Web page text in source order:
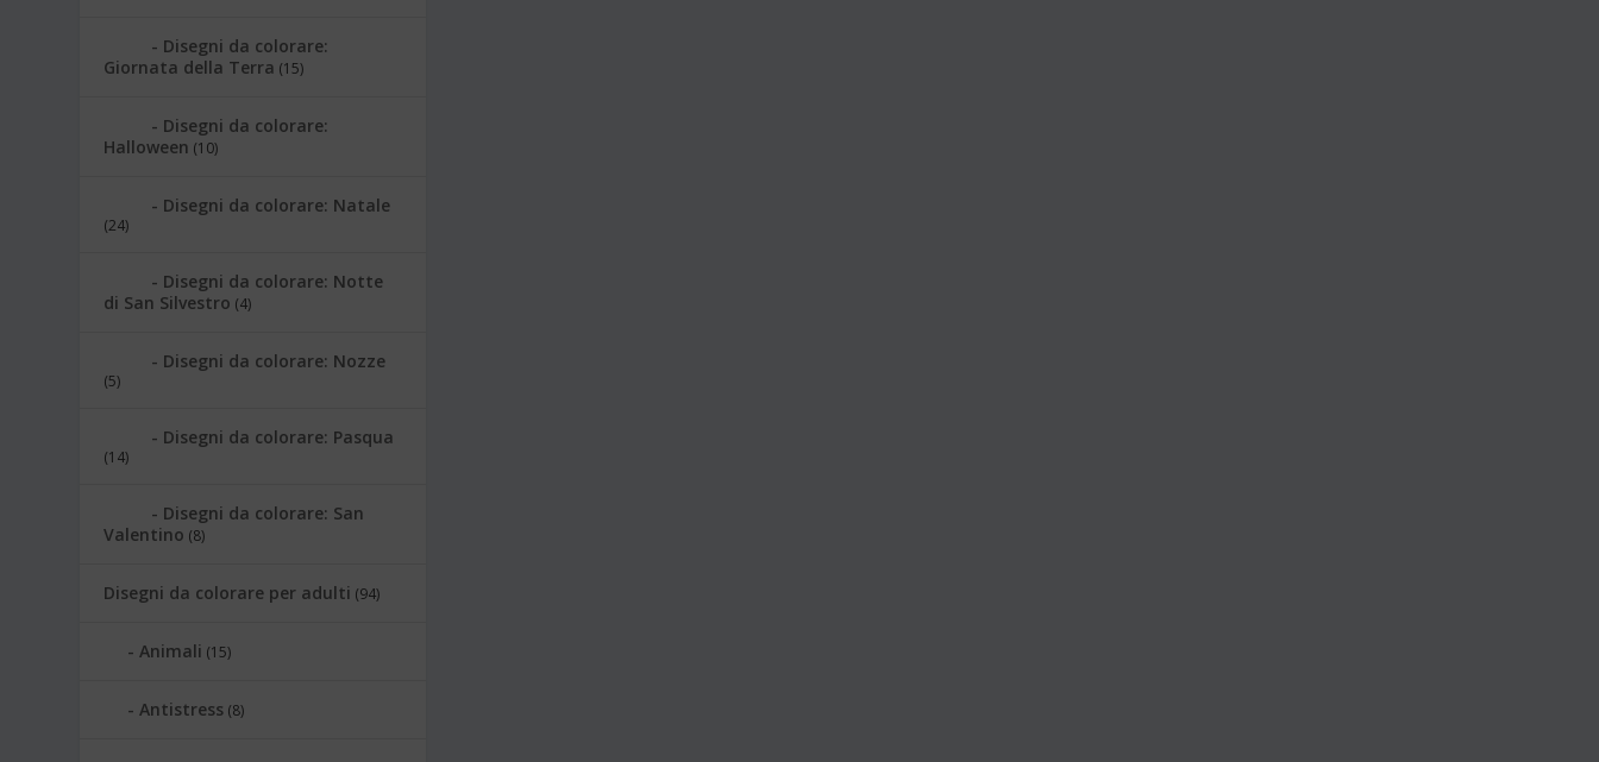
Disegni da colorare:
Giornata della Terra (15)
Disegni da colorare:
Halloween (10)
Disegni da colorare: Natale
(24)
Disegni da colorare: Notte
di San Silvestro (4)
Disegni da colorare: Nozze
(5)
Disegni da colorare: Pasqua
(14)
Disegni da colorare: San
Valentino (8)
Disegni da colorare per adulti (94)
Animali (15)
Antistress (8)